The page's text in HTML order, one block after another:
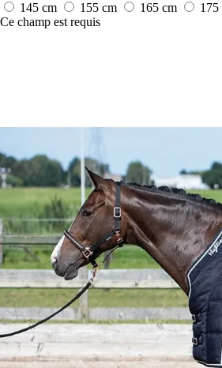
145 cm
155 cm 165 cm 175
Ce champ est requis